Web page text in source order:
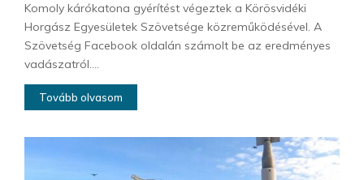
Komoly kárókatona gyérítést végeztek a Körösvidéki
Horgász Egyesületek Szövetsége közreműködésével. A
Szövetség Facebook oldalán számolt be az eredményes
vadászatról....
Tovább olvasom